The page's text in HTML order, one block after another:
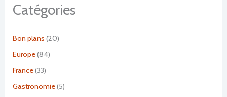
Catégories
Bon plans (20)
Europe(84)
France(33)
Gastronomie(5)